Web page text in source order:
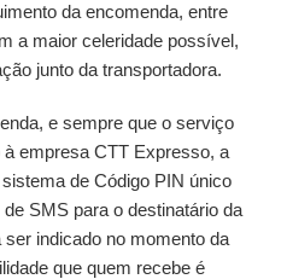
da encomenda, entre
a maior celeridade possível,
junto da transportadora.
e sempre que o serviço
empresa CTT Expresso, a
de Código PIN único
SMS para o destinatário da
indicado no momento da
que quem recebe é